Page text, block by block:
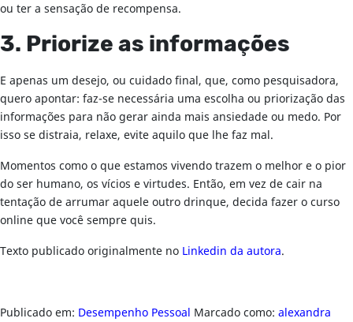
ou ter a sensação de recompensa.
3. Priorize as informações
E apenas um desejo, ou cuidado final, que, como pesquisadora,
quero apontar: faz-se necessária uma escolha ou priorização das
informações para não gerar ainda mais ansiedade ou medo. Por
isso se distraia, relaxe, evite aquilo que lhe faz mal.
Momentos como o que estamos vivendo trazem o melhor e o pior
do ser humano, os vícios e virtudes. Então, em vez de cair na
tentação de arrumar aquele outro drinque, decida fazer o curso
online que você sempre quis.
Texto publicado originalmente no Linkedin da autora.
Publicado em: Desempenho Pessoal Marcado como: alexandra